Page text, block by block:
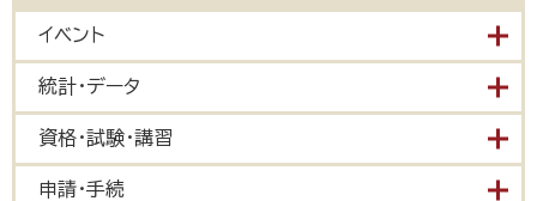
イベント
統計・データ
資格・試験・講習
申請・手続